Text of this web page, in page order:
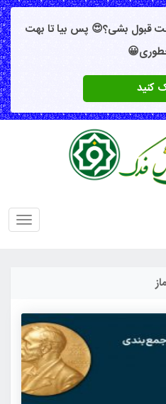
قبول بشی؟😍 پس بیا تا بهت
کنید